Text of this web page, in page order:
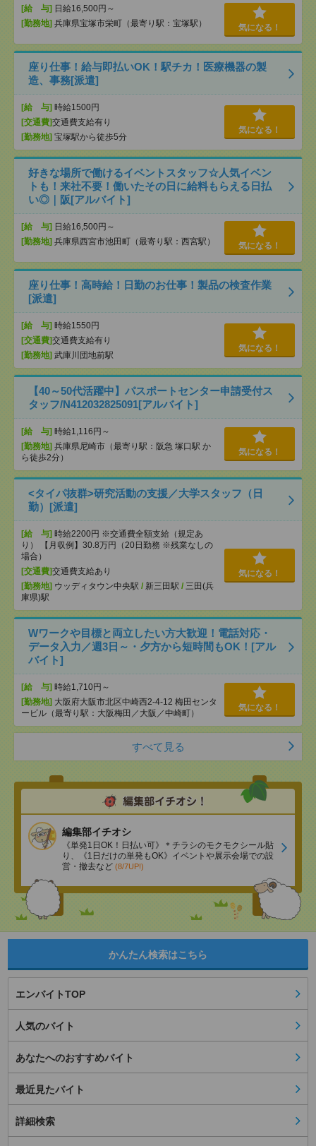
[給 与] 日給16,500円～
[勤務地] 兵庫県宝塚市栄町（最寄り駅：宝塚駅） 気になる！
座り仕事！給与即払いOK！駅チカ！医療機器の製
造、事務[派遣]
[給 与] 時給1500円
[交通費]交通費支給有り
[勤務地] 宝塚駅から徒歩5分
気になる！
好きな場所で働けるイベントスタッフ☆人気イベン
トも！来社不要！働いたその日に給料もらえる日払
い◎｜阪[アルバイト]
[給 与] 日給16,500円～
[勤務地] 兵庫県西宮市池田町（最寄り駅：西宮駅） 気になる！
座り仕事！高時給！日勤のお仕事！製品の検査作業
[派遣]
[給 与] 時給1550円
[交通費]交通費支給有り
[勤務地] 武庫川団地前駅
気になる！
【40～50代活躍中】パスポートセンター申請受付ス
タッフ/N412032825091[アルバイト]
[給 与] 時給1,116円～
[勤務地] 兵庫県尼崎市（最寄り駅：阪急 塚口駅 か
ら徒歩2分）
気になる！
<タイパ抜群>研究活動の支援／大学スタッフ（日
勤）[派遣]
[給 与] 時給2200円 ※交通費全額支給（規定あ
り） 【月収例】30.8万円（20日勤務 ※残業なしの
場合）
[交通費]交通費支給あり
[勤務地] ウッディタウン中央駅 / 新三田駅 / 三田(兵
庫県)駅
気になる！
Wワークや目標と両立したい方大歓迎！電話対応・
データ入力／週3日～・夕方から短時間もOK！[アル
バイト]
[給 与] 時給1,710円～
[勤務地] 大阪府大阪市北区中崎西2-4-12 梅田センタ
ービル（最寄り駅：大阪梅田／大阪／中崎町）
気になる！
すべて見る
編集部イチオシ
《単発1日OK！日払い可》＊チラシのモクモクシール貼
り、《1日だけの単発もOK》イベントや展示会場での設
営・撤去など (8/7UP!)
かんたん検索はこちら
エンバイトTOP
人気のバイト
あなたへのおすすめバイト
最近見たバイト
詳細検索